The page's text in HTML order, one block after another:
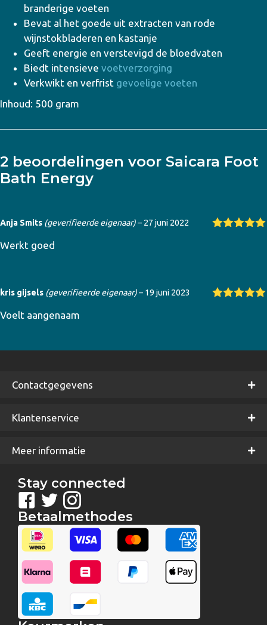
branderige voeten
Bevat al het goede uit extracten van rode
wijnstokbladeren en kastanje
Geeft energie en verstevigd de bloedvaten
Biedt intensieve voetverzorging
Verkwikt en verfrist gevoelige voeten
Inhoud: 500 gram
2 beoordelingen voor Saicara Foot
Bath Energy
Anja Smits (geverifieerde eigenaar)– 27 juni 2022
Werkt goed
kris gijsels (geverifieerde eigenaar)– 19 juni 2023
Voelt aangenaam
Contactgegevens
Klantenservice
Meer informatie
Stay connected
Betaalmethodes